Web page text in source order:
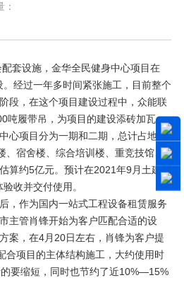
：
套设施，金华全民健身中心项目在
经过一年多时间紧张施工，目前整个
段，在这个项目建设过程中，众能联
吨履带吊，为项目的建设添砖加瓦。
心项目分为一期和二期，总计占地约
、宿舍楼、综合培训楼、重竞技馆、
算约5亿元。预计在2021年9月土建部
收并交付使用。
，作为国内一站式工程设备租赁服务
主管肖锋开始为客户匹配合适的设
案，在4月20日左右，肖锋为客户提
合项目的主体结构施工，大约使用时
要缩短，同时也节约了近10%—15%